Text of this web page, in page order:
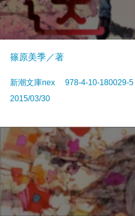
篠原美季／著
新潮文庫nex 978-4-10-
2015/03/30